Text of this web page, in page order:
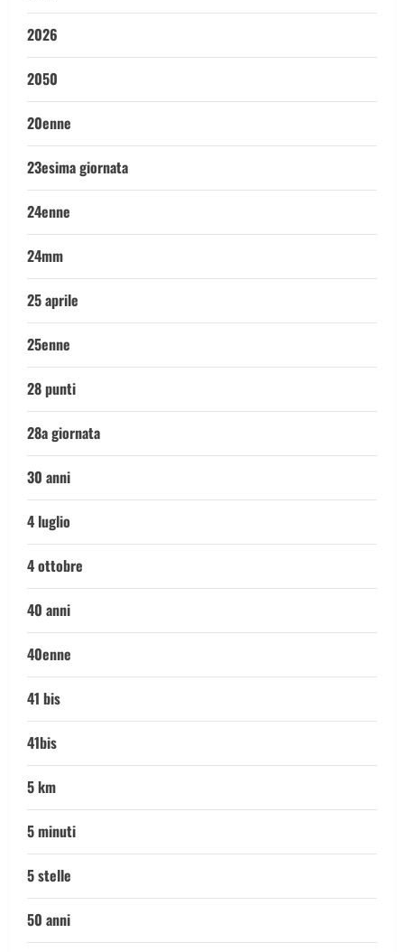
2026
2050
20enne
23esima giornata
24enne
24mm
25 aprile
25enne
28 punti
28a giornata
30 anni
4 luglio
4 ottobre
40 anni
40enne
41 bis
41bis
5 km
5 minuti
5 stelle
50 anni